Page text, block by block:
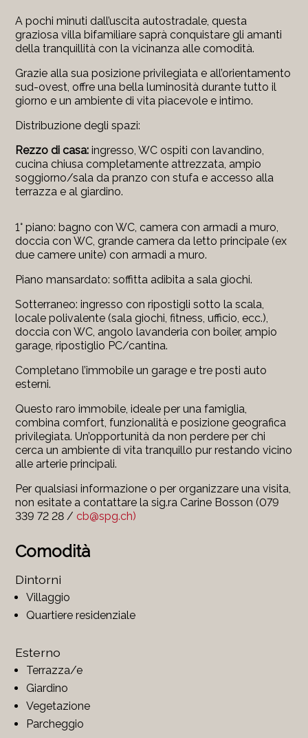
A pochi minuti dall’uscita autostradale, questa
graziosa villa bifamiliare saprà conquistare gli amanti
della tranquillità con la vicinanza alle comodità.
Grazie alla sua posizione privilegiata e all’orientamento
sud-ovest, offre una bella luminosità durante tutto il
giorno e un ambiente di vita piacevole e intimo.
Distribuzione degli spazi:
Rezzo di casa: ingresso, WC ospiti con lavandino,
cucina chiusa completamente attrezzata, ampio
soggiorno/sala da pranzo con stufa e accesso alla
terrazza e al giardino.
1° piano: bagno con WC, camera con armadi a muro,
doccia con WC, grande camera da letto principale (ex
due camere unite) con armadi a muro.
Piano mansardato: soffitta adibita a sala giochi.
Sotterraneo: ingresso con ripostigli sotto la scala,
locale polivalente (sala giochi, fitness, ufficio, ecc.),
doccia con WC, angolo lavanderia con boiler, ampio
garage, ripostiglio PC/cantina.
Completano l’immobile un garage e tre posti auto
esterni.
Questo raro immobile, ideale per una famiglia,
combina comfort, funzionalità e posizione geografica
privilegiata. Un’opportunità da non perdere per chi
cerca un ambiente di vita tranquillo pur restando vicino
alle arterie principali.
Per qualsiasi informazione o per organizzare una visita,
non esitate a contattare la sig.ra Carine Bosson (079
339 72 28 /cb@spg.ch)
Comodità
Dintorni
Villaggio
Quartiere residenziale
Esterno
Terrazza/e
Giardino
Vegetazione
Parcheggio